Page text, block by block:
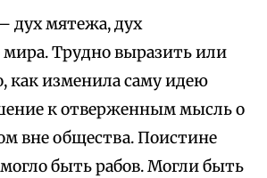
дух мятежа, дух
мира. Трудно выразить или
как изменила саму идею
к отверженным мысль о
вне общества. Поистине
могло быть рабов. Могли быть